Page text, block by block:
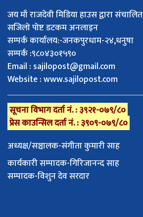
जय माँ राजदेवी मिडिया हाउस द्वारा संचालित
सजिलो पोष्ट डटकम अनलाइन
सम्पर्क कार्यालय:-जनकपुरधाम-२४,धनुषा
सम्पर्क :९८०४३०१५९०
Email : sajilopost@gmail.com
Website : www.sajilopost.com
सूचना विभाग दर्ता नं. : ३९२१-०७९/८०
प्रेस काउन्सिल दर्ता नं. : ३९०९-०७९/८०
अध्यक्ष/सञ्चालक-संगीता कुमारी साह
कार्यकारी सम्पादक-गिरिजानन्द साह
सम्पादक-विशुन देव सरदार